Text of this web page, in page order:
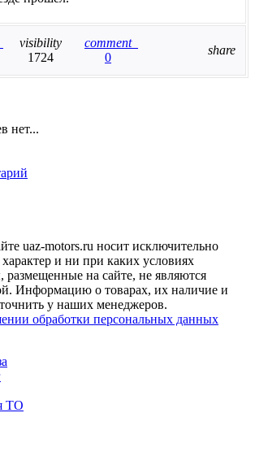
visibility
1724
comment
0
share
нет...
uaz-motors.ru носит исключительно
и ни при каких условиях
на сайте, не являются
Информацию о товарах, их наличие и
у наших менеджеров.
обработки персональных данных
ТО